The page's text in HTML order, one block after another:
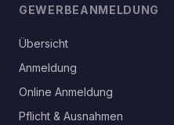
GEWERBEANMELDUNG
Übersicht
Anmeldung
Online Anmeldung
Pflicht & Ausnahmen